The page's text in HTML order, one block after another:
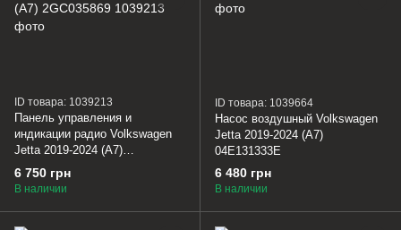
ID товара: 1039213
Панель управления и
индикации радио Volkswagen
Jetta 2019-2024 (A7)
2GC035869
6 750 грн
В наличии
ID товара: 1039664
Насос воздушный Volkswagen
Jetta 2019-2024 (A7)
04E131333E
6 480 грн
В наличии